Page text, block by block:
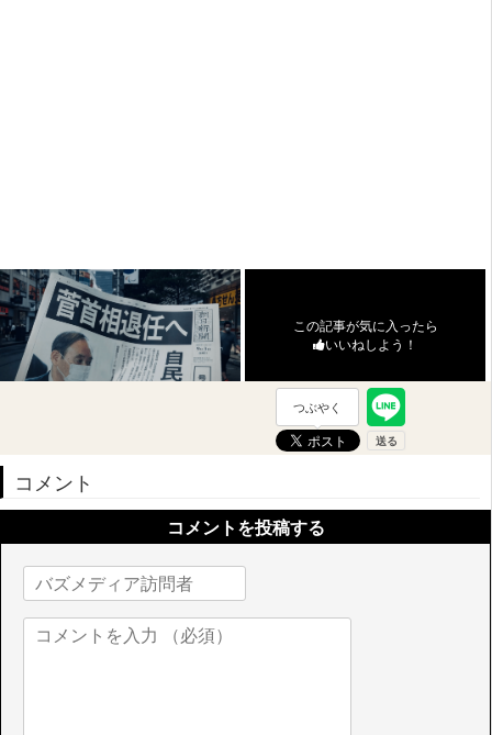
この記事が気に入ったら
いいねしよう！
つぶやく
コメント
コメントを投稿する